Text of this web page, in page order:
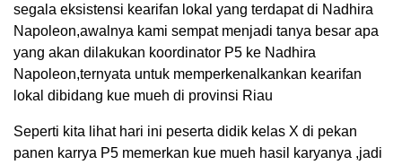
segala eksistensi kearifan lokal yang terdapat di Nadhira
Napoleon,awalnya kami sempat menjadi tanya besar apa
yang akan dilakukan koordinator P5 ke Nadhira
Napoleon,ternyata untuk memperkenalkankan kearifan
lokal dibidang kue mueh di provinsi Riau
Seperti kita lihat hari ini peserta didik kelas X di pekan
panen karrya P5 memerkan kue mueh hasil karyanya ,jadi